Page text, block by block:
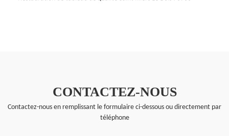
CONTACTEZ-NOUS
Contactez-nous en remplissant le formulaire ci-dessous ou directement par
téléphone